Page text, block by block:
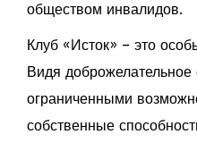
обществом инвалидов.
Клуб «Исток» – это
Видя
ограниченными
собственные